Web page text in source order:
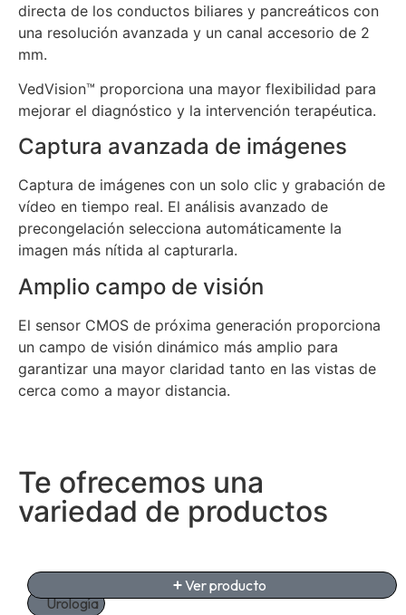
directa de los conductos biliares y pancreáticos con
una resolución avanzada y un canal accesorio de 2
mm.
VedVision™ proporciona una mayor flexibilidad para
mejorar el diagnóstico y la intervención terapéutica.
Captura avanzada de imágenes
Captura de imágenes con un solo clic y grabación de
vídeo en tiempo real. El análisis avanzado de
precongelación selecciona automáticamente la
imagen más nítida al capturarla.
Amplio campo de visión
El sensor CMOS de próxima generación proporciona
un campo de visión dinámico más amplio para
garantizar una mayor claridad tanto en las vistas de
cerca como a mayor distancia.
Te ofrecemos una
variedad de productos
Urología
Ver producto